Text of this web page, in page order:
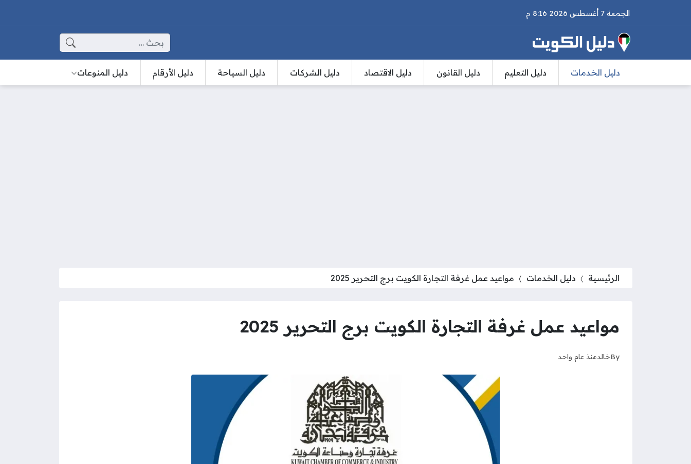
الجمعة 7 أغسطس 2026 8:16 م
البحث عن:
دليل الخدمات دليل التعليم دليل القانون دليل الاقتصاد دليل الشركات دليل السياحة دليل الأرقام دليل المنوعات
الرئيسية دليل الخدمات مواعيد عمل غرفة التجارة الكويت برج التحرير 2025
مواعيد عمل غرفة التجارة الكويت برج التحرير 2025
Byخالدمنذ عام واحد